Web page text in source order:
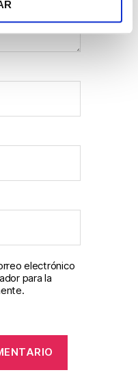
electrónico
para la